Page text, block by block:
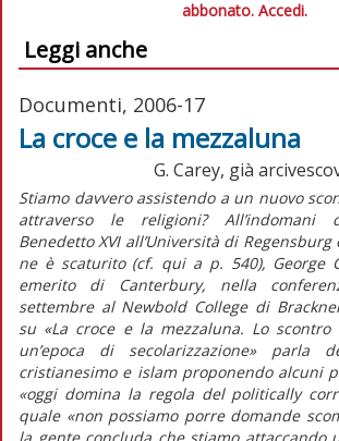
abbonato. Accedi.
Leggi anche
Documenti, 2006-17
La croce e la mezzaluna
G. Carey, già
Stiamo davvero assistendo a un nuovo
attraverso le religioni?
Benedetto XVI all’Università di
ne è scaturito (cf. qui a p. 540), George
emerito di Canterbury, nella
settembre al Newbold College di
su «La croce e la mezzaluna. Lo
un’epoca di secolarizzazione» parla
cristianesimo e islam proponendo alcuni
«oggi domina la regola del politically
quale «non possiamo porre domande